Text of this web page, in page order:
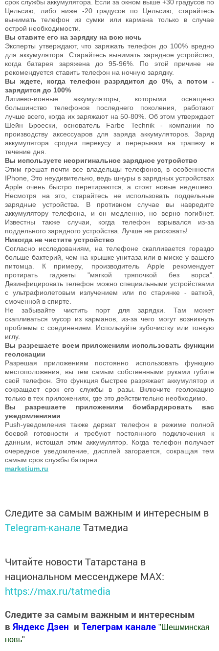
срок службы аккумулятора. Если за окном выше +30 градусов по
Цельсию, либо ниже -20 градусов по Цельсию, старайтесь
вынимать телефон из сумки или кармана только в случае
острой необходимости.
Вы ставите его на зарядку на всю ночь
Эксперты утверждают, что заряжать телефон до 100% вредно
для аккумулятора. Старайтесь вынимать зарядное устройство,
когда батарея заряжена до 95-96%. По этой причине не
рекомендуется ставить телефон на ночную зарядку.
Вы ждете, когда телефон разрядится до 0%, а потом -
зарядится до 100%
Литиево-ионные аккумуляторы, которыми оснащено
большинство телефонов последнего поколения, работают
лучше всего, когда их заряжают на 50-80%. Об этом утверждает
Шейн Броески, основатель Farbe Technik - компании по
производству аксессуаров для заряда аккумуляторов. Заряд
аккумулятора сродни перекусу и перерывам на трапезу в
течение дня.
Вы используете неоригинальное зарядное устройство
Этим грешат почти все владельцы телефонов, в особенности
IPhone, Это неудивительно, ведь шнуры в зарядных устройствах
Apple очень быстро перетираются, а стоят новые недешево.
Несмотря на это, старайтесь не использовать поддельные
зарядные устройства. В противном случае вы навредите
аккумулятору телефона, и он медленно, но верно погибнет.
Известны также случаи, когда телефон взрывался из-за
поддельного зарядного устройства. Лучше не рисковать!
Никогда не чистите устройство
Согласно исследованиям, на телефоне скапливается гораздо
больше бактерий, чем на крышке унитаза или в миске у вашего
питомца. К примеру, производитель Apple рекомендует
протирать гаджеты "мягкой тряпочкой без ворса".
Дезинфицировать телефон можно специальными устройствами
с ультрафиолетовым излучением или по старинке - ваткой,
смоченной в спирте.
Не забывайте чистить порт для зарядки. Там может
скапливаться мусор из карманов, из-за чего могут возникнуть
проблемы с соединением. Используйте зубочистку или тонкую
иглу.
Вы разрешаете всем приложениям использовать функции
геолокации
Разрешая приложениям постоянно использовать функцию
местоположения, вы тем самым собственными руками губите
свой телефон. Это функция быстрее разряжает аккумулятор и
сокращает срок его службы в разы. Включите геолокацию
только в тех приложениях, где это действительно необходимо.
Вы разрешаете приложениям бомбардировать вас
уведомлениями
Push-уведомления также держат телефон в режиме полной
боевой готовности и требуют постоянного подключения к
данным, истощая этим аккумулятор. Когда телефон получает
очередное уведомление, дисплей загорается, сокращая тем
самым срок службы батареи.
marketium.ru
Следите за самым важным и интересным в
Telegram-канале Татмедиа
Читайте новости Татарстана в
национальном мессенджере MАХ:
https://max.ru/tatmedia
Следите за самым важным и интересным
в Яндекс Дзен и Телеграм канале " Шешминская
новь"